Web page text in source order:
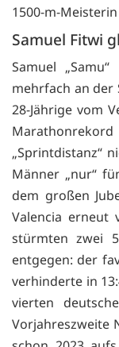
1500-m-
Samuel Fitwi
Samuel
mehrfach an der
28-Jährige vom
„Sprintdistanz“
Männer „nur“
dem großen
Valencia erneut
stürmten zwei
entgegen: der
verhinderte in
vierten
Vorjahreszweite